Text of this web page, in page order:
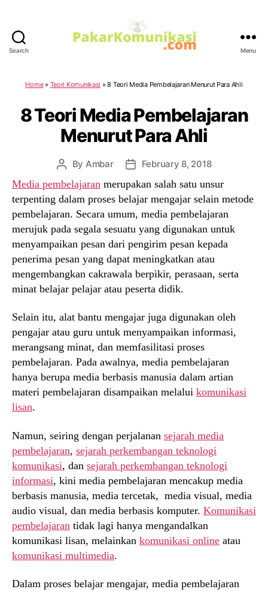
Search Menu
Home» Teori Komunikasi »8 Teori Media Pembelajaran Menurut Para Ahli
8 Teori Media Pembelajaran
Menurut Para Ahli
Post
author
By Ambar
Post
date
February 8, 2018
Media pembelajaran merupakan salah satu unsur
terpenting dalam proses belajar mengajar selain metode
pembelajaran. Secara umum, media pembelajaran
merujuk pada segala sesuatu yang digunakan untuk
menyampaikan pesan dari pengirim pesan kepada
penerima pesan yang dapat meningkatkan atau
mengembangkan cakrawala berpikir, perasaan, serta
minat belajar pelajar atau peserta didik.
Selain itu, alat bantu mengajar juga digunakan oleh
pengajar atau guru untuk menyampaikan informasi,
merangsang minat, dan memfasilitasi proses
pembelajaran. Pada awalnya, media pembelajaran
hanya berupa media berbasis manusia dalam artian
materi pembelajaran disampaikan melalui komunikasi
lisan.
Namun, seiring dengan perjalanan sejarah media
pembelajaran, sejarah perkembangan teknologi
komunikasi, dan sejarah perkembangan teknologi
informasi, kini media pembelajaran mencakup media
berbasis manusia, media tercetak, media visual, media
audio visual, dan media berbasis komputer. Komunikasi
pembelajaran tidak lagi hanya mengandalkan
komunikasi lisan, melainkan komunikasi online atau
komunikasi multimedia.
Dalam proses belajar mengajar, media pembelajaran